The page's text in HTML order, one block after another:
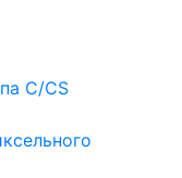
C/CS